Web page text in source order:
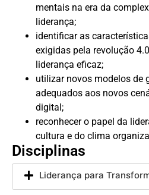
mentais na era da
liderança;
identificar as
exigidas pela revolução
liderança eficaz;
utilizar novos modelos de
adequados aos novos
digital;
reconhecer o papel da
cultura e do clima
Disciplinas
Liderança para